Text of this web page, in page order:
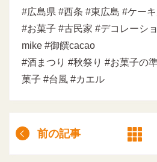
#広島県 #西条 #東広島 #ケー
#お菓子 #古民家 #デコレーシ
mike #御饌cacao
#酒まつり #秋祭り #お菓子の
菓子 #台風 #カエル
前の記事